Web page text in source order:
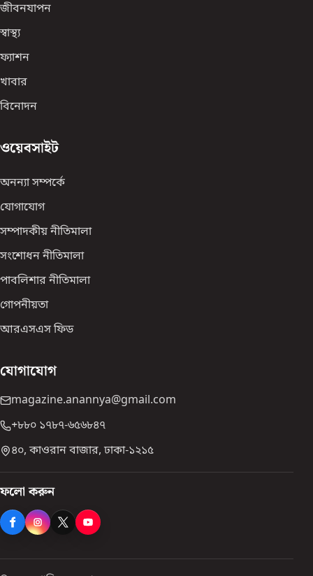
জীবনযাপন
স্বাস্থ্য
ফ্যাশন
খাবার
বিনোদন
ওয়েবসাইট
অনন্যা সম্পর্কে
যোগাযোগ
সম্পাদকীয় নীতিমালা
সংশোধন নীতিমালা
পাবলিশার নীতিমালা
গোপনীয়তা
আরএসএস ফিড
যোগাযোগ
magazine.anannya@gmail.com
+৮৮০ ১৭৮৭-৬৫৬৮৪৭
৪০, কাওরান বাজার, ঢাকা-১২১৫
ফলো করুন